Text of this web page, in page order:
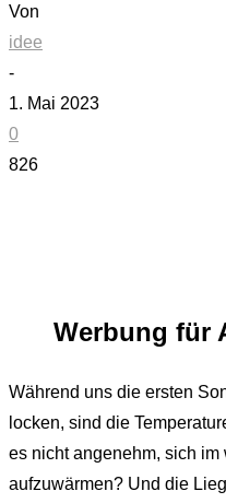
Von
idee
-
1. Mai 2023
0
826
Werbung für
Während uns die ersten
locken, sind die
es nicht angenehm, sich
aufzuwärmen? Und die